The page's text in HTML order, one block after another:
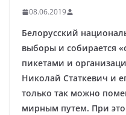
08.06.2019
Белорусский
выборы и собирается
пикетами и
Николай Статкевич и
только так можно
мирным путем. При